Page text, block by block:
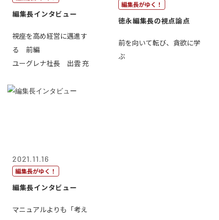
編集長インタビュー
視座を高め経営に邁進す
る 前編
ユーグレナ社長 出雲 充
編集長がゆく！
徳永編集長の視点論点
前を向いて転び、貪欲に学
ぶ
2021.11.16
編集長がゆく！
編集長インタビュー
マニュアルよりも「考え